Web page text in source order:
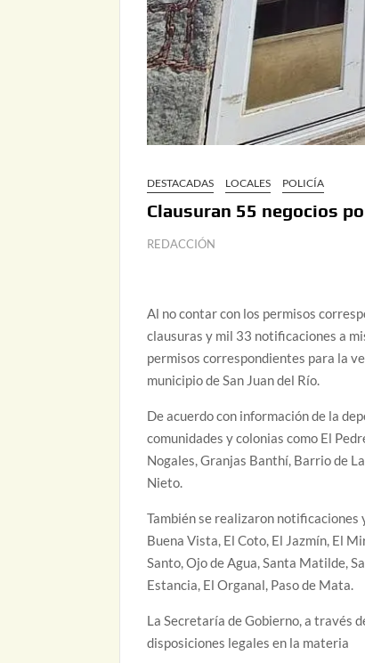
DESTACADAS LOCALES POLICÍA
Clausuran 55 negocios
REDACCIÓN
Al no contar con los permisos
clausuras y mil 33 notificaciones a
permisos correspondientes para la
municipio de San Juan del Río.
De acuerdo con información de la
comunidades y colonias como El
Nogales, Granjas Banthí, Barrio de
Nieto.
También se realizaron notificaciones
Buena Vista, El Coto, El Jazmín, El
Santo, Ojo de Agua, Santa Matilde,
Estancia, El Organal, Paso de Mata.
La Secretaría de Gobierno, a través
disposiciones legales en la materia